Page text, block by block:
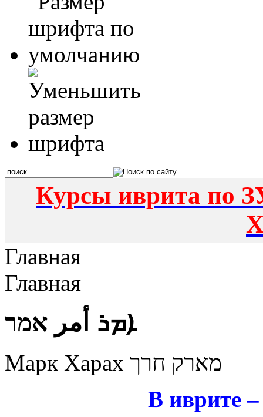
Курсы иврита по
Главная
Главная
ܐܡܪ أمر אמר
Марк Харах מארק חרך
В иврите